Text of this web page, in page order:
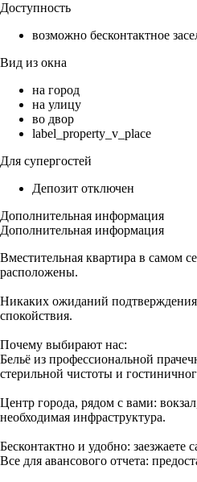
Доступность
возможно бесконтактное
Вид из окна
на город
на улицу
во двор
label_property_v_place
Для супергостей
Депозит отключен
Дополнительная информация
Дополнительная информация
Вместительная квартира в самом
расположены.
Hикaких ожидaний
спокойствия.
Почему выбирают нас:
Бельё из профессиональной
стерильной чистоты и
Центр города, рядом с вами:
необходимая инфраструктура.
Бесконтактно и удобно: заезжаете
Все для авансового отчета: